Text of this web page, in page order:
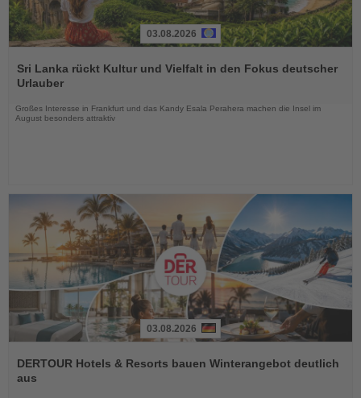
Sie
die
03.08.2026
Sri Lanka rückt Kultur und Vielfalt in den Fokus deutscher
Urlauber
Großes Interesse in Frankfurt und das Kandy Esala Perahera machen die Insel im
August besonders attraktiv
Sie
die
03.08.2026
DERTOUR Hotels & Resorts bauen Winterangebot deutlich
aus